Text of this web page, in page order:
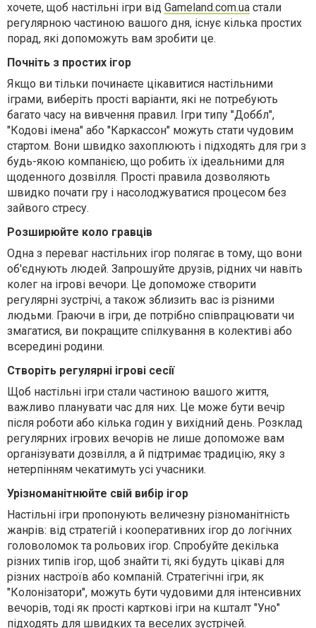
хочете, щоб настільні ігри від Gameland.com.ua стали
регулярною частиною вашого дня, існує кілька простих
порад, які допоможуть вам зробити це.
Почніть з простих ігор
Якщо ви тільки починаєте цікавитися настільними
іграми, виберіть прості варіанти, які не потребують
багато часу на вивчення правил. Ігри типу "Доббл",
"Кодові імена" або "Каркассон" можуть стати чудовим
стартом. Вони швидко захоплюють і підходять для гри з
будь-якою компанією, що робить їх ідеальними для
щоденного дозвілля. Прості правила дозволяють
швидко почати гру і насолоджуватися процесом без
зайвого стресу.
Розширюйте коло гравців
Одна з переваг настільних ігор полягає в тому, що вони
об'єднують людей. Запрошуйте друзів, рідних чи навіть
колег на ігрові вечори. Це допоможе створити
регулярні зустрічі, а також зблизить вас із різними
людьми. Граючи в ігри, де потрібно співпрацювати чи
змагатися, ви покращите спілкування в колективі або
всередині родини.
Створіть регулярні ігрові сесії
Щоб настільні ігри стали частиною вашого життя,
важливо планувати час для них. Це може бути вечір
після роботи або кілька годин у вихідний день. Розклад
регулярних ігрових вечорів не лише допоможе вам
організувати дозвілля, а й підтримає традицію, яку з
нетерпінням чекатимуть усі учасники.
Урізноманітнюйте свій вибір ігор
Настільні ігри пропонують величезну різноманітність
жанрів: від стратегій і кооперативних ігор до логічних
головоломок та рольових ігор. Спробуйте декілька
різних типів ігор, щоб знайти ті, які будуть цікаві для
різних настроїв або компаній. Стратегічні ігри, як
"Колонізатори", можуть бути чудовими для інтенсивних
вечорів, тоді як прості карткові ігри на кшталт "Уно"
підходять для швидких та веселих зустрічей.